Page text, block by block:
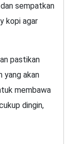
sempatkan
kopi agar
pastikan
yang akan
membawa
dingin,